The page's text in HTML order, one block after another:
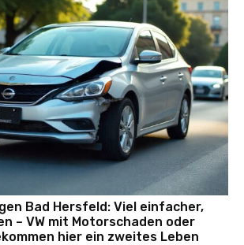
Bad Hersfeld: Viel einfacher,
– VW mit Motorschaden oder
hier ein zweites Leben